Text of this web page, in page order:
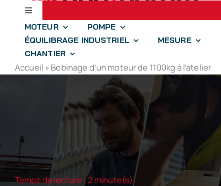
Passer
contenu
Toggle
Navigation
Accueil
jll.spear
drones-solutions
iidre
MOTEUR
POMPE
ÉQUILIBRAGE INDUSTRIEL
MESURE
CHANTIER
Accueil » Bobinage d’un moteur de 1100kg à l’atelier
Temps de lecture : 2 minute(s)